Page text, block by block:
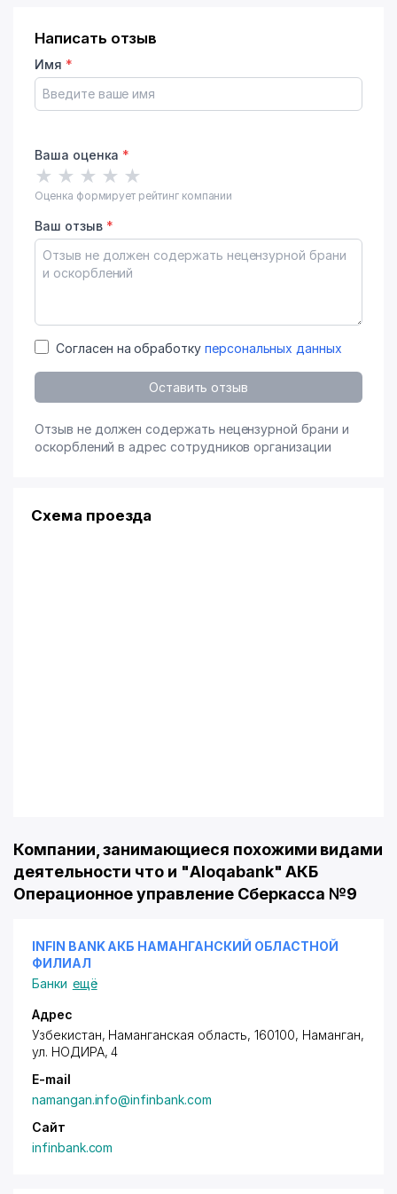
Написать отзыв
Имя *
Ваша оценка *
★ ★ ★ ★ ★
Оценка формирует рейтинг компании
Ваш отзыв *
Согласен на обработку персональных данных
Оставить отзыв
Отзыв не должен содержать нецензурной брани и
оскорблений в адрес сотрудников организации
Схема проезда
Компании, занимающиеся похожими видами
деятельности что и "Aloqabank" АКБ
Операционное управление Сберкасса №9
INFIN BANK АКБ НАМАНГАНСКИЙ ОБЛАСТНОЙ
ФИЛИАЛ
Банки ещё
Адрес
Узбекистан, Наманганская область, 160100, Наманган,
ул. НОДИРА, 4
E-mail
namangan.info@infinbank.com
Сайт
infinbank.com